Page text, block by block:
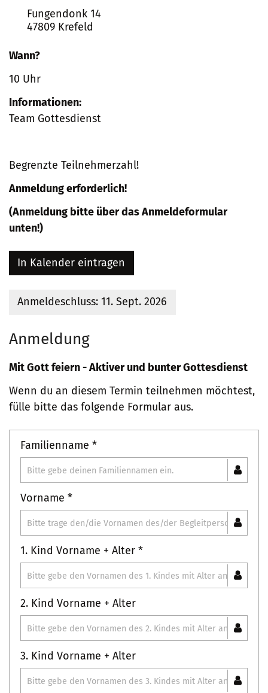
Fungendonk 14
47809 Krefeld
Wann?
10 Uhr
Informationen:
Team Gottesdienst
Begrenzte Teilnehmerzahl!
Anmeldung erforderlich!
(Anmeldung bitte über das Anmeldeformular
unten!)
In Kalender eintragen
Anmeldeschluss: 11. Sept. 2026
Anmeldung
Mit Gott feiern - Aktiver und bunter Gottesdienst
Wenn du an diesem Termin teilnehmen möchtest,
fülle bitte das folgende Formular aus.
Familienname *
Vorname *
1. Kind Vorname + Alter *
2. Kind Vorname + Alter
3. Kind Vorname + Alter